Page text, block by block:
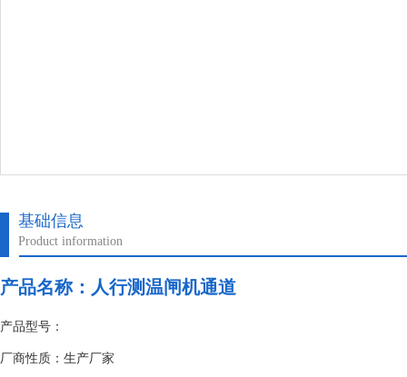
基础信息
Product information
产品名称： 人行测温闸机通道
产品型号：
厂商性质：生产厂家